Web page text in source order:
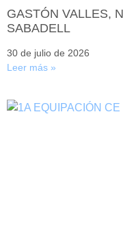
GASTÓN VALLES,
SABADELL
30 de julio de 2026
Leer más »